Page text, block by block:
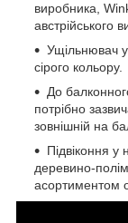
виробника,
австрійського
Ущільнювач
сірого кольору.
До
потрібно
зовнішній на
Підвіконня у
деревино-
асортиментом